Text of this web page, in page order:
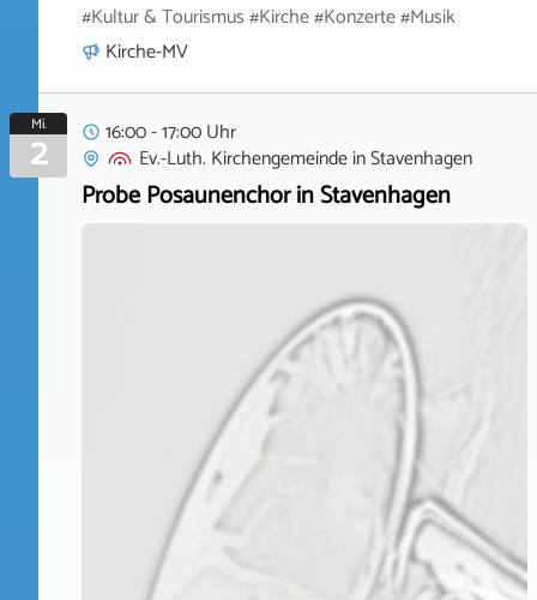
#Kultur & Tourismus #Kirche #Konzerte #Musik
Kirche-MV
Mi.
2
16:00 - 17:00 Uhr
Ev.-Luth. KirchengemeindeinStavenhagen
Probe Posaunenchor in Stavenhagen